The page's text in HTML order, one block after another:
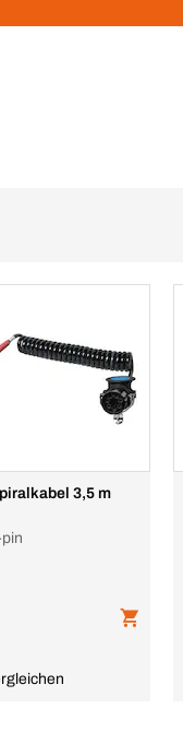
3,5 m
pin